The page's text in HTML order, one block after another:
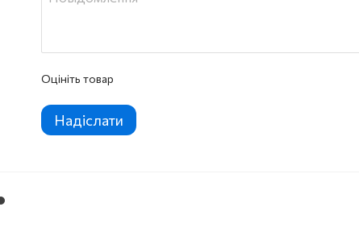
Оцініть товар
Надіслати